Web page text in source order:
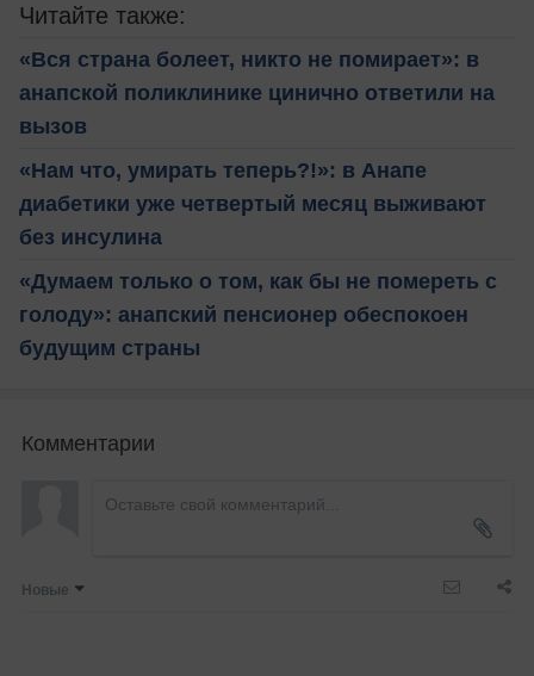
Читайте также:
«Вся страна болеет, никто не помирает»: в
анапской поликлинике цинично ответили на
вызов
«Нам что, умирать теперь?!»: в Анапе
диабетики уже четвертый месяц выживают
без инсулина
«Думаем только о том, как бы не помереть с
голоду»: анапский пенсионер обеспокоен
будущим страны
Комментарии
Новые